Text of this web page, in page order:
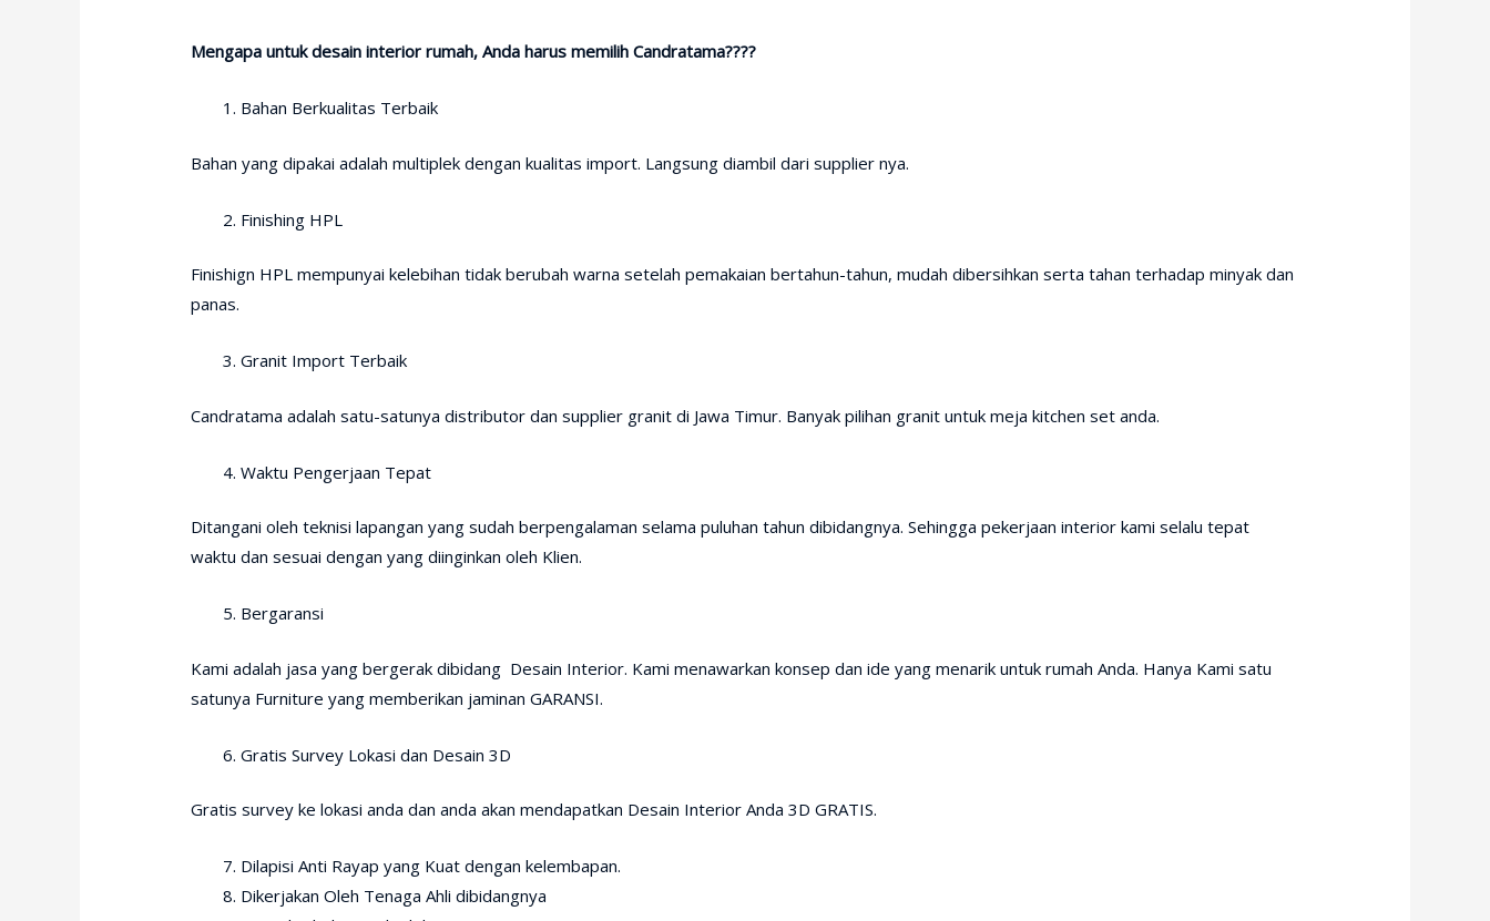
Mengapa untuk desain interior rumah, Anda harus memilih Candratama????
Bahan Berkualitas Terbaik
Bahan yang dipakai adalah multiplek dengan kualitas import. Langsung diambil dari supplier nya.
Finishing HPL
Finishign HPL mempunyai kelebihan tidak berubah warna setelah pemakaian bertahun-tahun, mudah dibersihkan serta tahan terhadap minyak dan
panas.
Granit Import Terbaik
Candratama adalah satu-satunya distributor dan supplier granit di Jawa Timur. Banyak pilihan granit untuk meja kitchen set anda.
Waktu Pengerjaan Tepat
Ditangani oleh teknisi lapangan yang sudah berpengalaman selama puluhan tahun dibidangnya. Sehingga pekerjaan interior kami selalu tepat
waktu dan sesuai dengan yang diinginkan oleh Klien.
Bergaransi
Kami adalah jasa yang bergerak dibidang Desain Interior. Kami menawarkan konsep dan ide yang menarik untuk rumah Anda. Hanya Kami satu
satunya Furniture yang memberikan jaminan GARANSI.
Gratis Survey Lokasi dan Desain 3D
Gratis survey ke lokasi anda dan anda akan mendapatkan Desain Interior Anda 3D GRATIS.
Dilapisi Anti Rayap yang Kuat dengan kelembapan.
Dikerjakan Oleh Tenaga Ahli dibidangnya